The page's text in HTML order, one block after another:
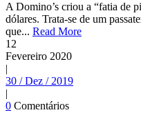
A Domino’s criou a “fatia de
dólares. Trata-se de um
que... Read More
12
Fevereiro 2020
|
30 / Dez / 2019
|
0 Comentários